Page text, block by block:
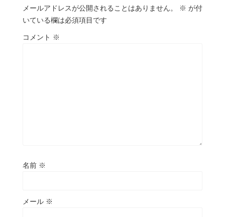
メールアドレスが公開されることはありません。 ※ が付
いている欄は必須項目です
コメント ※
名前 ※
メール ※